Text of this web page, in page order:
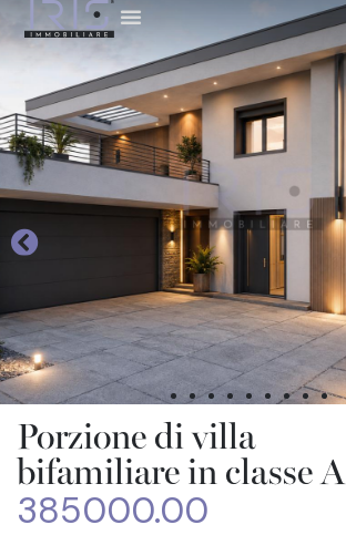
Porzione di villa
bifamiliare in classe A
385000.00